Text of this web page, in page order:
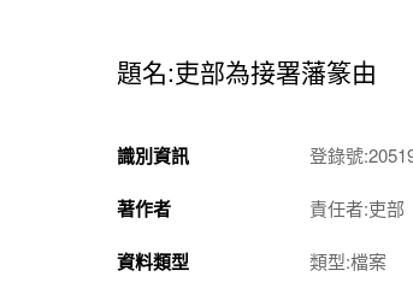
題名:吏部為接署藩篆由
識別資訊 登錄號
著作者 責任者:吏部
資料類型 類型:檔案